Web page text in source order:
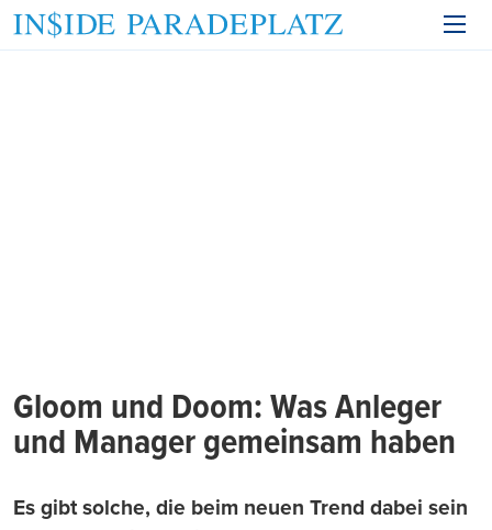
Gloom und Doom: Was Anleger
und Manager gemeinsam haben
Es gibt solche, die beim neuen Trend dabei sein